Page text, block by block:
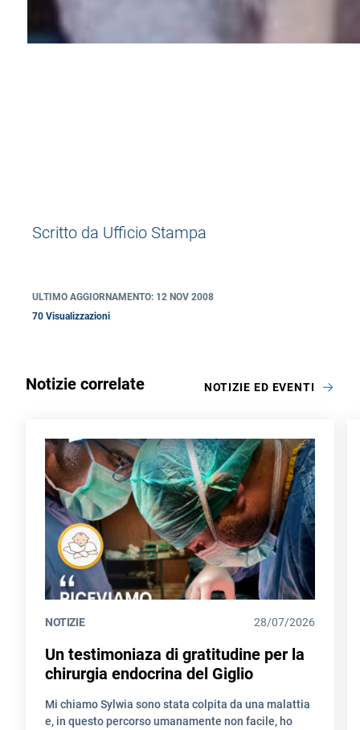
Scritto da Ufficio Stampa
ULTIMO AGGIORNAMENTO: 12 NOV 2008
70 Visualizzazioni
Notizie correlate NOTIZIE ED EVENTI
NOTIZIE 28/07/2026
Un testimoniaza di gratitudine per la
chirurgia endocrina del Giglio
Mi chiamo Sylwia sono stata colpita da una malattia
e, in questo percorso umanamente non facile, ho